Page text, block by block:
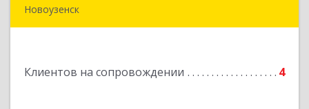
Новоузенск
Клиентов на сопровождении 4